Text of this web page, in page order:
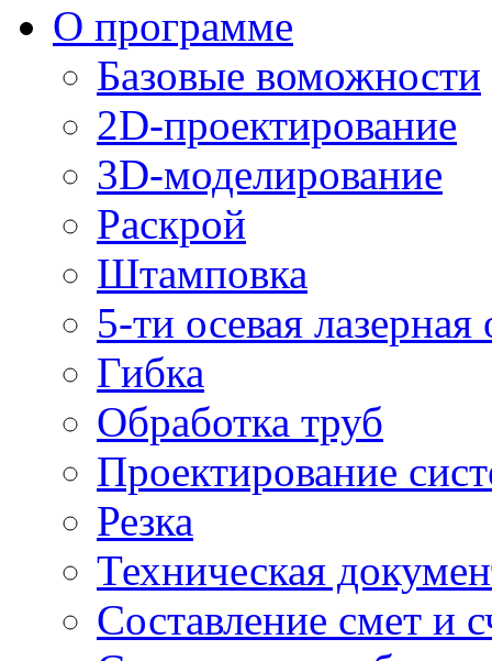
О программе
Базовые воможности
2D-проектирование
3D-моделирование
Раскрой
Штамповка
5-ти осевая лазерная
Гибка
Обработка труб
Проектирование
Резка
Техническая
Составление смет и